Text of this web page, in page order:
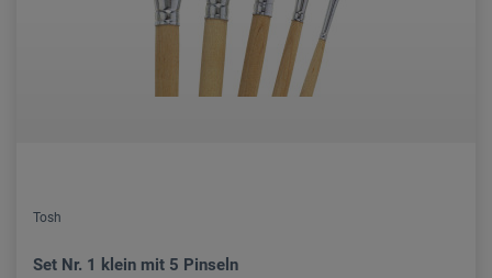
Tosh
Set Nr. 1 klein mit 5 Pinseln